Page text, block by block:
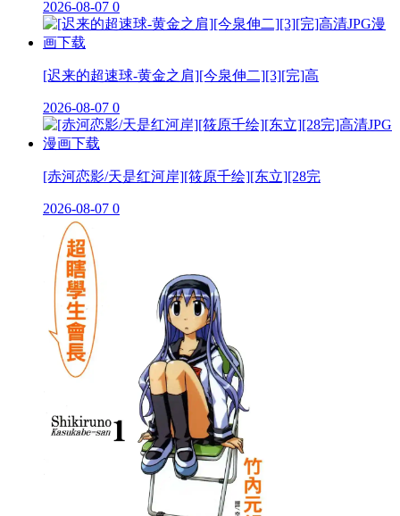
2026-08-07 0
[迟来的超速球-黄金之肩][今泉伸二][3][完]高
2026-08-07 0
[赤河恋影/天是红河岸][筱原千绘][东立][28完
2026-08-07 0